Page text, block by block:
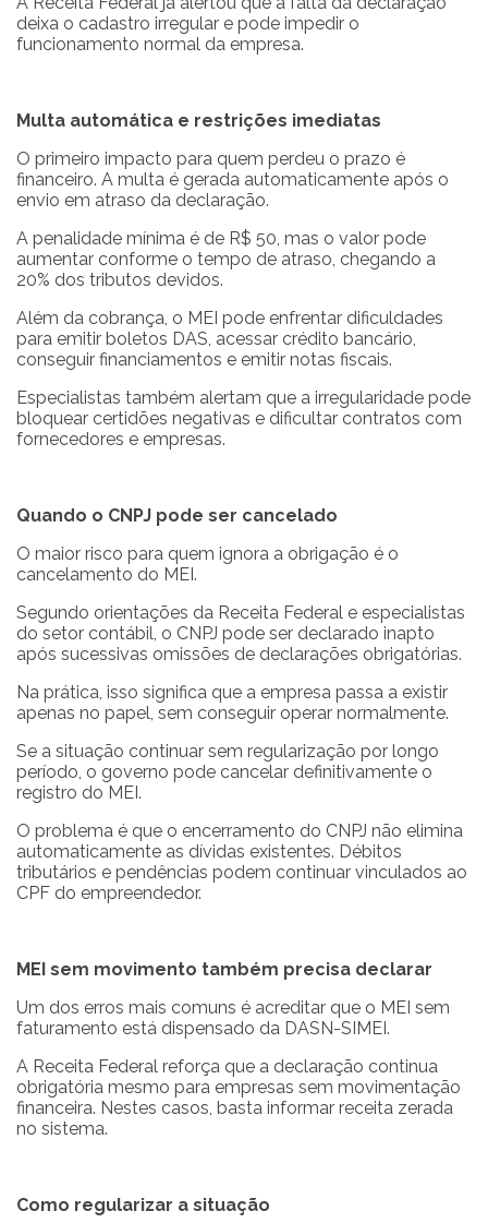
deixa o cadastro irregular e pode impedir o
funcionamento normal da empresa.
Multa automática e restrições imediatas
O primeiro impacto para quem perdeu o prazo é
financeiro. A multa é gerada automaticamente após o
envio em atraso da declaração.
A penalidade mínima é de R$ 50, mas o valor pode
aumentar conforme o tempo de atraso, chegando a
20% dos tributos devidos.
Além da cobrança, o MEI pode enfrentar dificuldades
para emitir boletos DAS, acessar crédito bancário,
conseguir financiamentos e emitir notas fiscais.
Especialistas também alertam que a irregularidade pode
bloquear certidões negativas e dificultar contratos com
fornecedores e empresas.
Quando o CNPJ pode ser cancelado
O maior risco para quem ignora a obrigação é o
cancelamento do MEI.
Segundo orientações da Receita Federal e especialistas
do setor contábil, o CNPJ pode ser declarado inapto
após sucessivas omissões de declarações obrigatórias.
Na prática, isso significa que a empresa passa a existir
apenas no papel, sem conseguir operar normalmente.
Se a situação continuar sem regularização por longo
período, o governo pode cancelar definitivamente o
registro do MEI.
O problema é que o encerramento do CNPJ não elimina
automaticamente as dívidas existentes. Débitos
tributários e pendências podem continuar vinculados ao
CPF do empreendedor.
MEI sem movimento também precisa declarar
Um dos erros mais comuns é acreditar que o MEI sem
faturamento está dispensado da DASN-SIMEI.
A Receita Federal reforça que a declaração continua
obrigatória mesmo para empresas sem movimentação
financeira. Nestes casos, basta informar receita zerada
no sistema.
Como regularizar a situação